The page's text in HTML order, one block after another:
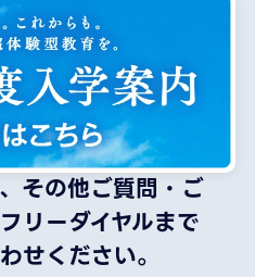
その他ご質問・ご
リーダイヤルまで
せください。